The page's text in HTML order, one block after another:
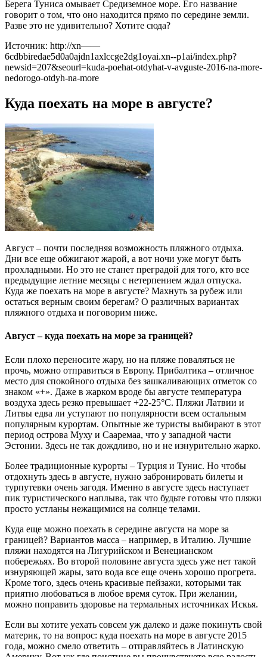
Берега Туниса омывает Средиземное море. Его название
говорит о том, что оно находится прямо по середине земли.
Разве это не удивительно? Хотите сюда?
Источник: http://xn——
6cdbbiredae5d0a0ajdn1axlccge2dg1oyai.xn--p1ai/index.php?
newsid=207&seourl=kuda-poehat-otdyhat-v-avguste-2016-na-more-
nedorogo-otdyh-na-more
Куда поехать на море в августе?
Август – почти последняя возможность пляжного отдыха.
Дни все еще обжигают жарой, а вот ночи уже могут быть
прохладными. Но это не станет преградой для того, кто все
предыдущие летние месяцы с нетерпением ждал отпуска.
Куда же поехать на море в августе? Махнуть за рубеж или
остаться верным своим берегам? О различных вариантах
пляжного отдыха и поговорим ниже.
Август – куда поехать на море за границей?
Если плохо переносите жару, но на пляже поваляться не
прочь, можно отправиться в Европу. Прибалтика – отличное
место для спокойного отдыха без зашкаливающих отметок со
знаком «+». Даже в жарком вроде бы августе температура
воздуха здесь резко превышает +22-25°С. Пляжи Латвии и
Литвы едва ли уступают по популярности всем остальным
популярным курортам. Опытные же туристы выбирают в этот
период острова Муху и Сааремаа, что у западной части
Эстонии. Здесь не так дождливо, но и не изнурительно жарко.
Более традиционные курорты – Турция и Тунис. Но чтобы
отдохнуть здесь в августе, нужно забронировать билеты и
турпутевки очень загодя. Именно в августе здесь наступает
пик туристического наплыва, так что будьте готовы что пляжи
просто устланы нежащимися на солнце телами.
Куда еще можно поехать в середине августа на море за
границей? Вариантов масса – например, в Италию. Лучшие
пляжи находятся на Лигурийском и Венецианском
побережьях. Во второй половине августа здесь уже нет такой
изнуряющей жары, зато вода все еще очень хорошо прогрета.
Кроме того, здесь очень красивые пейзажи, которыми так
приятно любоваться в любое время суток. При желании,
можно поправить здоровье на термальных источниках Искья.
Если вы хотите уехать совсем уж далеко и даже покинуть свой
материк, то на вопрос: куда поехать на море в августе 2015
года, можно смело ответить – отправляйтесь в Латинскую